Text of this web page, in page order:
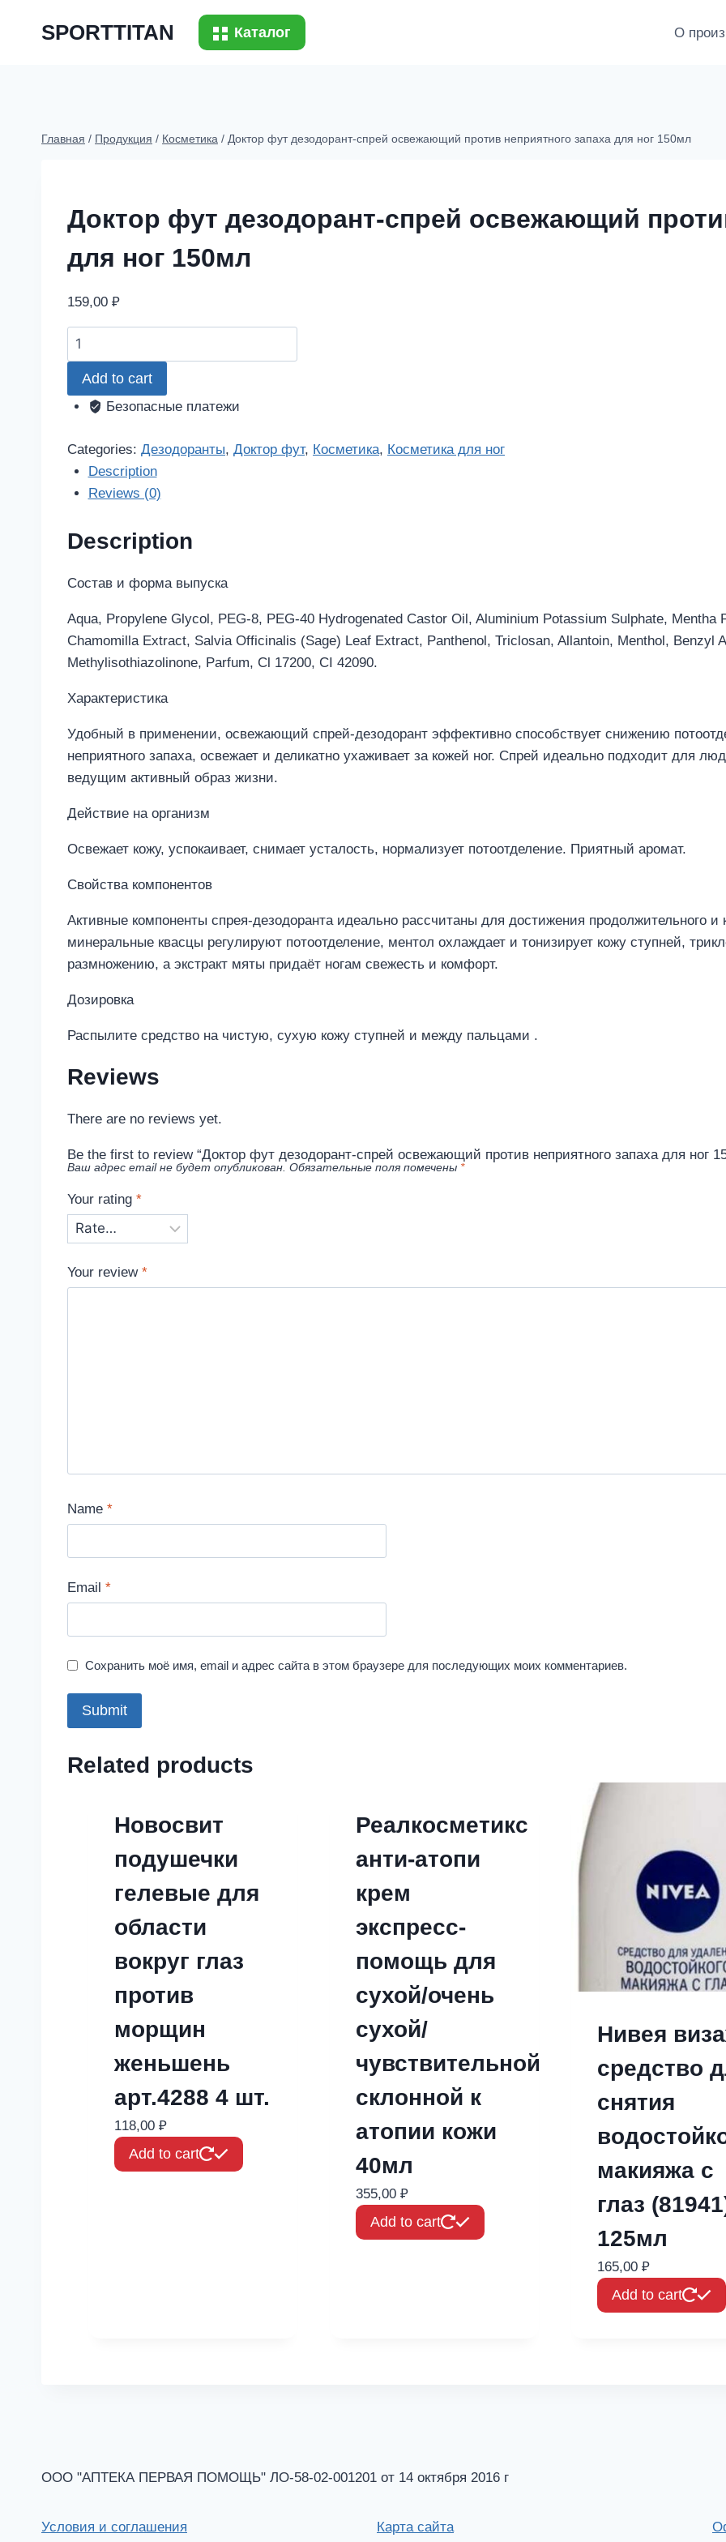
SPORTTITAN Каталог О
Главная / Продукция / Косметика / Доктор фут дезодорант-спрей освежающий против неприятного запаха для ног 150мл
Доктор фут дезодорант-спрей освежающий
для ног 150мл
159,00 ₽
Доктор
фут
дезодорант-
спрей
против
неприятного
запаха
ног
quantity
Add to cart
Безопасные платежи
Categories: Дезодоранты, Доктор фут, Косметика, Косметика для ног
Description
Reviews (0)
Description
Состав и форма выпуска
Aqua, Propylene Glycol, PEG-8, PEG-40 Hydrogenated Castor Oil, Aluminium Potassium Sulphate,
Chamomilla Extract, Salvia Officinalis (Sage) Leaf Extract, Panthenol, Triclosan, Allantoin, Menthol, Benzyl
Methylisothiazolinone, Parfum, Cl 17200, СI 42090.
Характеристика
Удобный в применении, освежающий спрей-дезодорант эффективно способствует снижению
неприятного запаха, освежает и деликатно ухаживает за кожей ног. Спрей идеально подходит для
ведущим активный образ жизни.
Действие на организм
Освежает кожу, успокаивает, снимает усталость, нормализует потоотделение. Приятный аромат.
Свойства компонентов
Активные компоненты спрея-дезодоранта идеально рассчитаны для достижения продолжительного
минеральные квасцы регулируют потоотделение, ментол охлаждает и тонизирует кожу ступней,
размножению, а экстракт мяты придаёт ногам свежесть и комфорт.
Дозировка
Распылите средство на чистую, сухую кожу ступней и между пальцами .
Reviews
There are no reviews yet.
Be the first to review “Доктор фут дезодорант-спрей освежающий против неприятного запаха для ног
Ваш адрес email не будет опубликован. Обязательные поля помечены *
Your rating *
Your review *
Name *
Email *
Сохранить моё имя, email и адрес сайта в этом браузере для последующих моих комментариев.
Related products
Новосвит
подушечки
гелевые для
области
вокруг глаз
против
морщин
женьшень
арт.4288 4 шт.
118,00 ₽
Add to cart
Реалкосметикс
анти-атопи
крем
экспресс-
помощь для
сухой/очень
сухой/
чувствительной/
склонной к
атопии кожи
40мл
355,00 ₽
Add to cart
Нивея
средство
снятия
макияжа с
глаз
125мл
165,00 ₽
Add to cart
ООО "АПТЕКА ПЕРВАЯ ПОМОЩЬ" ЛО-58-02-001201 от 14 октября 2016 г
Условия и соглашения Карта сайта